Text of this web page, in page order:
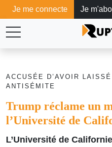
Je me connecte Je
ACCUSÉE D’AVOIR
ANTISÉMITE
Trump réclame un
l’Université de
L’Université de